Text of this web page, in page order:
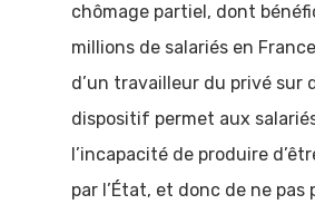
chômage partiel, dont
millions de salariés en
d’un travailleur du privé sur
dispositif permet aux
l’incapacité de produire
par l’État, et donc de ne pas